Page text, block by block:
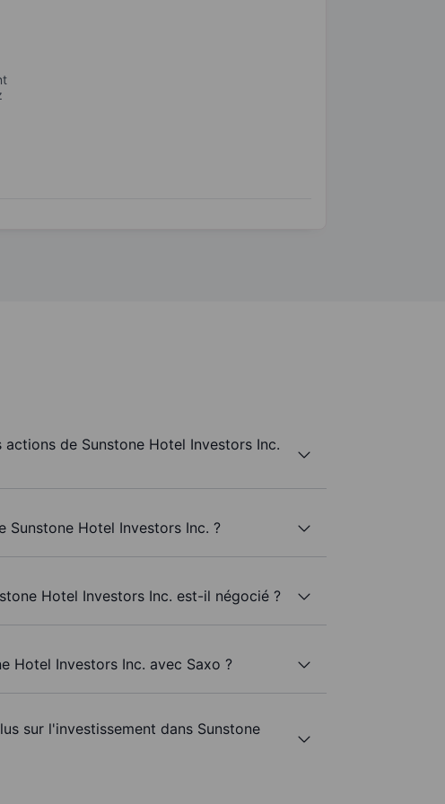
de Sunstone Hotel Investors Inc.
Sunstone Hotel Investors Inc. ?
Hotel Investors Inc. est-il négocié ?
Hotel Investors Inc. avec Saxo ?
sur l'investissement dans Sunstone